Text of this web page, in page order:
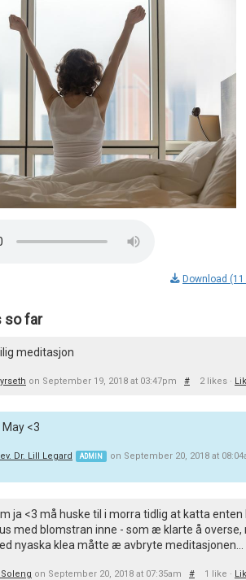
Download (11
so far
meditasjon
on September 19, 2018 at 03:47pm # 2 likes ·
May <3
Dr. Lill Legard ADMIN on September 20, 2018 at
ja <3 må huske til i morra tidlig at katta
med blomstran inne - som æ klarte å overse,
nyaska klea måtte æ avbryte meditasjonen...
on September 20, 2018 at 07:35am # 1 like ·